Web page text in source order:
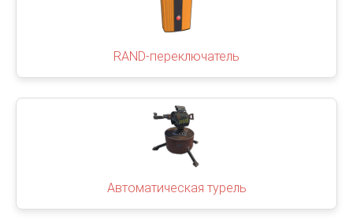
RAND-переключатель
Автоматическая турель